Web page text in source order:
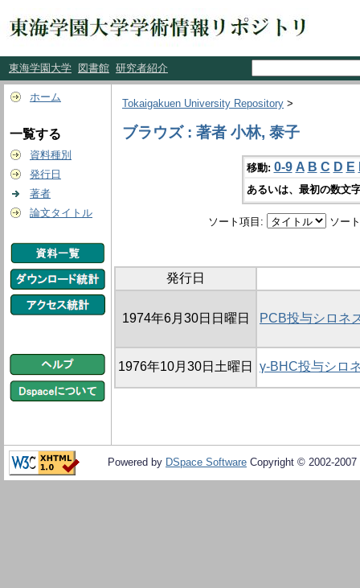
東海学園大学 図書館 研究者紹介
ホーム
一覧する
資料種別
発行日
著者
論文タイトル
Tokaigakuen University Repository >
ブラウズ : 著者 小林, 泰子
移動: 0-9 A B C D E
あるいは、最初の数文
ソート項目: ソー
発行日
1974年6月30日日曜日 PCB投与シロネ
1976年10月30日土曜日 γ-BHC投与シロ
Powered by DSpace Software Copyright © 2002-2007